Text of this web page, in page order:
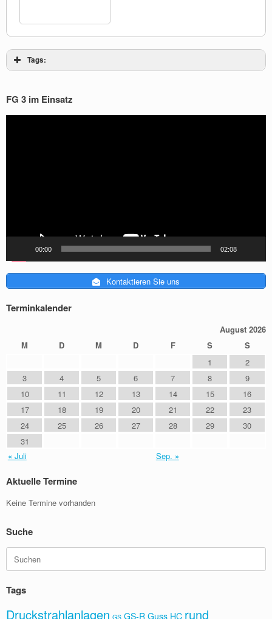
Tags:
FG 3 im Einsatz
00:00 02:08
Kontaktieren Sie uns
Terminkalender
August 2026
M
D M D F S
S
1
2
3
4 5 6 7 8
9
10
11 12 13 14 15
16
17
18 19 20 21 22
23
24
25 26 27 28 29
30
31
« Juli
Sep. »
Aktuelle Termine
Keine Termine vorhanden
Suche
nach:
Tags
Druckstrahlanlagen GS GS-R Guss HC rund